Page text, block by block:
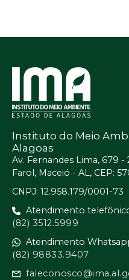
Instituto do Meio
Alagoas
Av. Fernandes Lima, 679 -
Farol, Maceió - AL, CEP:
CNPJ: 12.958.179/0001-73
Atendimento
(82) 3512.5999
Atendimento
(82) 98833.9407